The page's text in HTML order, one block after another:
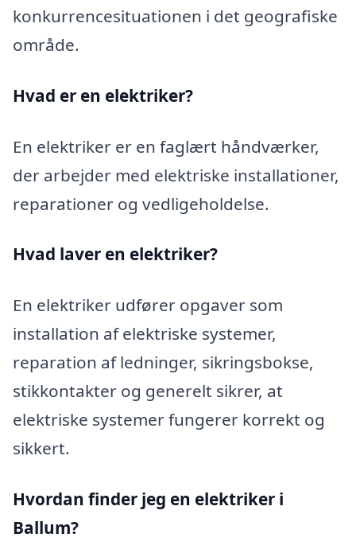
konkurrencesituationen i det geografiske
område.
Hvad er en elektriker?
En elektriker er en faglært håndværker,
der arbejder med elektriske installationer,
reparationer og vedligeholdelse.
Hvad laver en elektriker?
En elektriker udfører opgaver som
installation af elektriske systemer,
reparation af ledninger, sikringsbokse,
stikkontakter og generelt sikrer, at
elektriske systemer fungerer korrekt og
sikkert.
Hvordan finder jeg en elektriker i
Ballum?